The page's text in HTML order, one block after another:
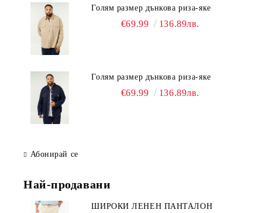
Голям размер дънкова риза-яке
€69.99 136.89лв.
Голям размер дънкова риза-яке
€69.99 136.89лв.
Абонирай се
Най-продавани
ШИРОКИ ЛЕНЕН ПАНТАЛОН